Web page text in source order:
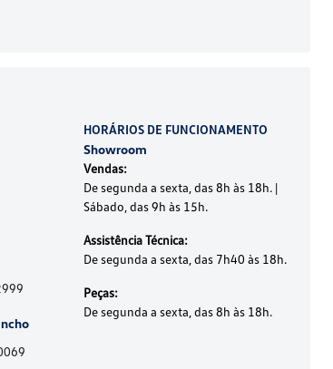
HORÁRIOS DE FUNCIONAMENTO
Showroom
Vendas:
De segunda a sexta, das 8h às 18h. |
Sábado, das 9h às 15h.
Assistência Técnica:
De segunda a sexta, das 7h40 às 18h.
Peças:
De segunda a sexta, das 8h às 18h.